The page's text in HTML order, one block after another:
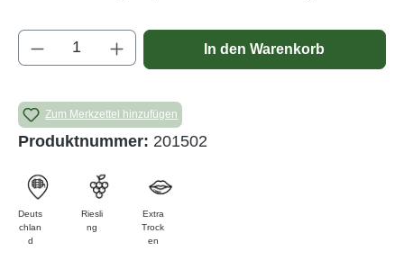
Produkt Anzahl: Gib den gewünschten
In den Warenkorb
Zum Merkzettel hinzufügen
Produktnummer: 201502
Deuts
chlan
d
Riesli
ng
Extra
Trock
en